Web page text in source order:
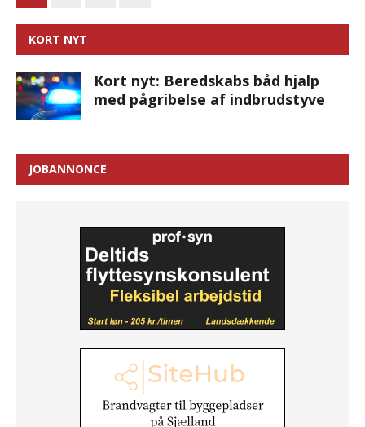
KORT NYT
Kort nyt: Beredskabs båd hjalp
med pågribelse af indbrudstyve
JOBANNONCE